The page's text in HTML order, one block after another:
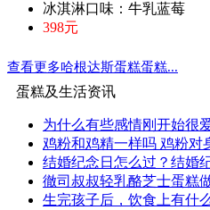
冰淇淋口味：牛乳蓝莓
398元
查看更多哈根达斯蛋糕蛋糕...
蛋糕及生活资讯
为什么有些感情刚开始很
鸡粉和鸡精一样吗 鸡粉对
结婚纪念日怎么过？结婚
徹司叔叔轻乳酪芝士蛋糕
生完孩子后，饮食上有什